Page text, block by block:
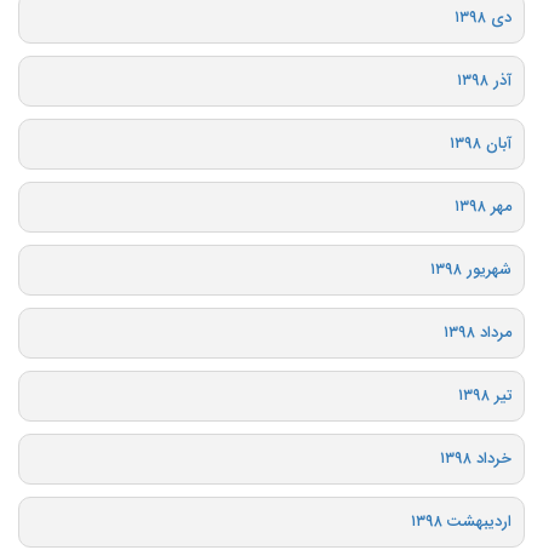
دی ۱۳۹۸
آذر ۱۳۹۸
آبان ۱۳۹۸
مهر ۱۳۹۸
شهریور ۱۳۹۸
مرداد ۱۳۹۸
تیر ۱۳۹۸
خرداد ۱۳۹۸
اردیبهشت ۱۳۹۸